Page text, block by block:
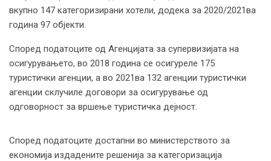
вкупно 147 категоризирани хотели, додека за 2020/2021ва
година 97 објекти.
Според податоците од Агенцијата за супервизијата на
осигурувањето, во 2018 година се осигуреле 175
туристички агенции, а во 2021ва 132 агенции туристички
агенции склучиле договори за осигурување од
одговорност за вршење туристичка дејност.
Според податоците достапни во министерството за
економија издадените решенија за категоризација